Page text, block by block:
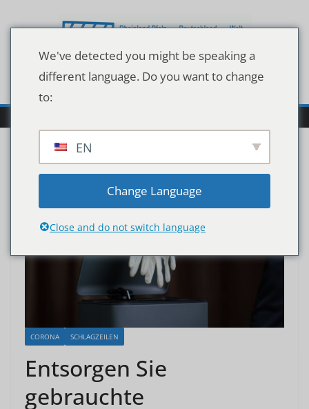
Inhalt
CORONA SCHLAGZEILEN
Entsorgen Sie
gebrauchte
We've detected you might be speaking a
different language. Do you want to change
to:
EN
Change Language
Close and do not switch language